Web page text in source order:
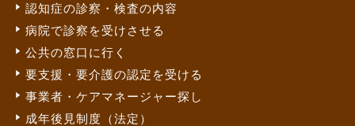
認知症の診察・検査の内容
病院で診察を受けさせる
公共の窓口に行く
要支援・要介護の認定を受ける
事業者・ケアマネージャー探し
成年後見制度（法定）